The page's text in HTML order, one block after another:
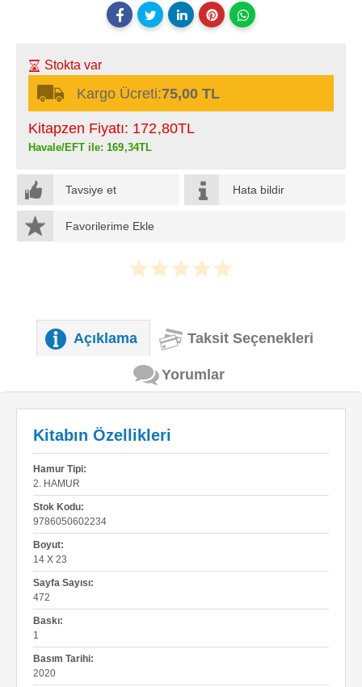
Stokta var
Kargo Ücreti:75,00 TL
Kitapzen Fiyatı: 172,80TL
Havale/EFT ile: 169,34TL
Tavsiye et Hata bildir
Favorilerime Ekle
Açıklama Taksit Seçenekleri
Yorumlar
Kitabın Özellikleri
Hamur Tipi:
2. HAMUR
Stok Kodu:
9786050602234
Boyut:
14 X 23
Sayfa Sayısı:
472
Baskı:
1
Basım Tarihi:
2020